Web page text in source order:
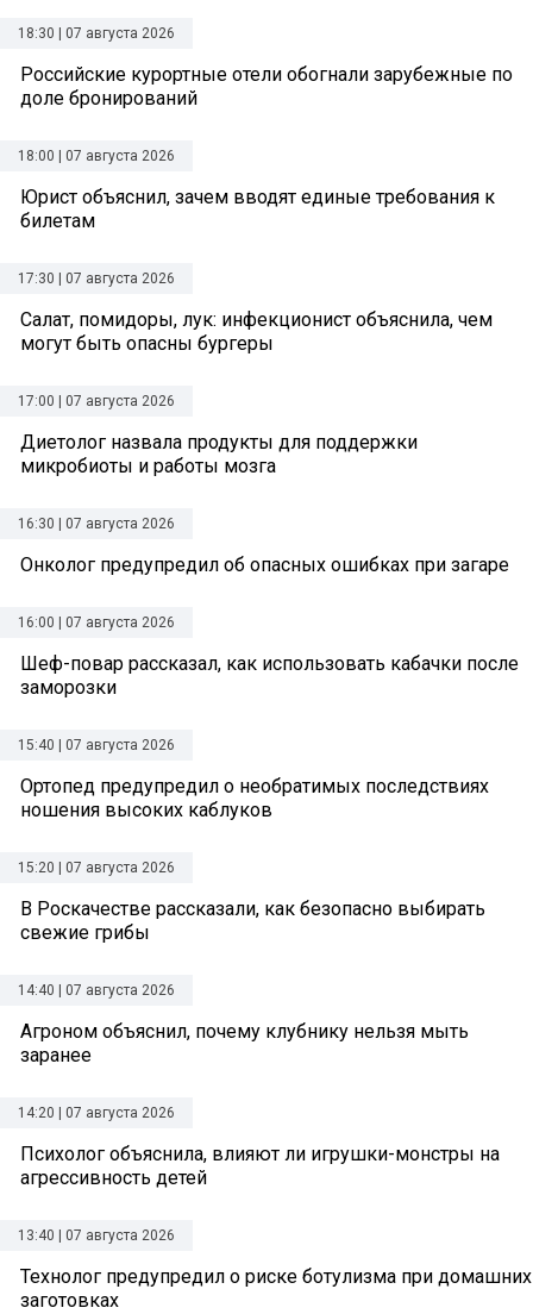
18:30 | 07 августа 2026
Российские курортные отели обогнали зарубежные по
доле бронирований
18:00 | 07 августа 2026
Юрист объяснил, зачем вводят единые требования к
билетам
17:30 | 07 августа 2026
Салат, помидоры, лук: инфекционист объяснила, чем
могут быть опасны бургеры
17:00 | 07 августа 2026
Диетолог назвала продукты для поддержки
микробиоты и работы мозга
16:30 | 07 августа 2026
Онколог предупредил об опасных ошибках при загаре
16:00 | 07 августа 2026
Шеф-повар рассказал, как использовать кабачки после
заморозки
15:40 | 07 августа 2026
Ортопед предупредил о необратимых последствиях
ношения высоких каблуков
15:20 | 07 августа 2026
В Роскачестве рассказали, как безопасно выбирать
свежие грибы
14:40 | 07 августа 2026
Агроном объяснил, почему клубнику нельзя мыть
заранее
14:20 | 07 августа 2026
Психолог объяснила, влияют ли игрушки-монстры на
агрессивность детей
13:40 | 07 августа 2026
Технолог предупредил о риске ботулизма при домашних
заготовках